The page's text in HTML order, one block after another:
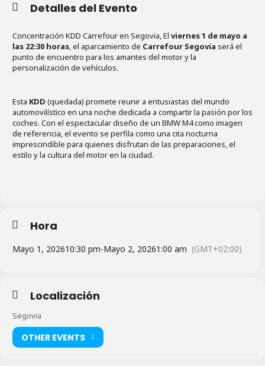
Detalles del Evento
Concentración KDD Carrefour en Segovia, El viernes 1 de mayo a
las 22:30 horas, el aparcamiento de Carrefour Segovia será el
punto de encuentro para los amantes del motor y la
personalización de vehículos.
Esta KDD (quedada) promete reunir a entusiastas del mundo
automovilístico en una noche dedicada a compartir la pasión por los
coches. Con el espectacular diseño de un BMW M4 como imagen
de referencia, el evento se perfila como una cita nocturna
imprescindible para quienes disfrutan de las preparaciones, el
estilo y la cultura del motor en la ciudad.
Hora
Mayo 1, 202610:30 pm-Mayo 2, 20261:00 am (GMT+02:00)
Localización
Segovia
OTHER EVENTS